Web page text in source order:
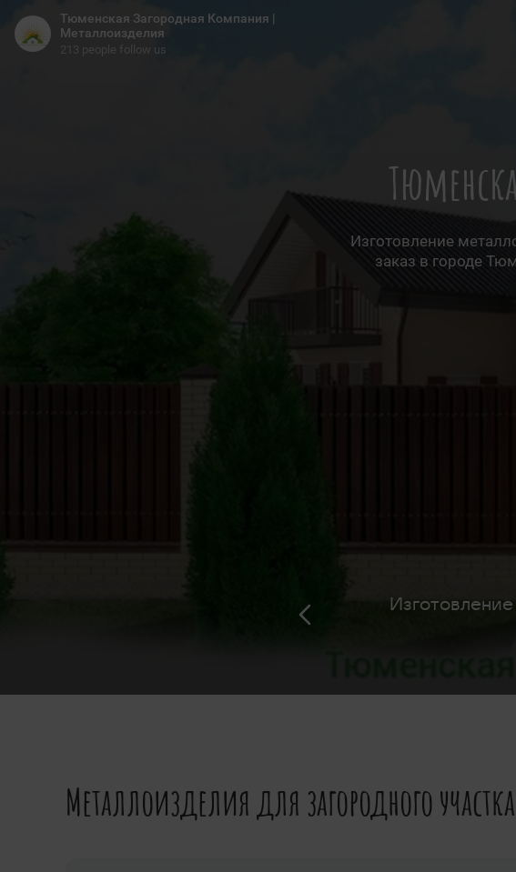
Тюменская Загородная Компания |
Металлоизделия
213 people follow us
Изготовление
заказ в городе
Металлоизделия для загородного